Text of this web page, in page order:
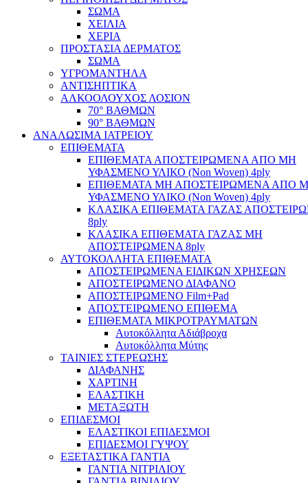
ΣΩΜΑ
ΧΕΙΛΙΑ
ΧΕΡΙΑ
ΠΡΟΣΤΑΣΙΑ ΔΕΡΜΑΤΟΣ
ΣΩΜΑ
ΥΓΡΟΜΑΝΤΗΛΑ
ΑΝΤΙΣΗΠΤΙΚΑ
ΑΛΚΟΟΛΟΥΧΟΣ ΛΟΣΙΟΝ
70° ΒΑΘΜΩΝ
90° ΒΑΘΜΩΝ
ΑΝΑΛΩΣΙΜΑ ΙΑΤΡΕΙΟΥ
ΕΠΙΘΕΜΑΤΑ
ΕΠΙΘΕΜΑΤΑ ΑΠΟΣΤΕΙΡΩΜΕΝΑ ΑΠΟ ΜΗ
ΥΦΑΣΜΕΝΟ ΥΛΙΚΟ (Non Woven) 4ply
ΕΠΙΘΕΜΑΤΑ ΜΗ ΑΠΟΣΤΕΙΡΩΜΕΝΑ ΑΠΟ
ΥΦΑΣΜΕΝΟ ΥΛΙΚΟ (Non Woven) 4ply
ΚΛΑΣΙΚΑ ΕΠΙΘΕΜΑΤΑ ΓΑΖΑΣ
8ply
ΚΛΑΣΙΚΑ ΕΠΙΘΕΜΑΤΑ ΓΑΖΑΣ ΜΗ
ΑΠΟΣΤΕΙΡΩΜΕΝΑ 8ply
ΑΥΤΟΚΟΛΛΗΤΑ ΕΠΙΘΕΜΑΤΑ
ΑΠΟΣΤΕΙΡΩΜΕΝΑ ΕΙΔΙΚΩΝ ΧΡΗΣΕΩΝ
ΑΠΟΣΤΕΙΡΩΜΕΝΟ ΔΙΑΦΑΝΟ
ΑΠΟΣΤΕΙΡΩΜΕΝΟ Film+Pad
ΑΠΟΣΤΕΙΡΩΜΕΝΟ ΕΠΙΘΕΜΑ
ΕΠΙΘΕΜΑΤΑ ΜΙΚΡΟΤΡΑΥΜΑΤΩΝ
Αυτοκόλλητα Αδιάβροχα
Αυτοκόλλητα Μύτης
ΤΑΙΝΙΕΣ ΣΤΕΡΕΩΣΗΣ
ΔΙΑΦΑΝΗΣ
ΧΑΡΤΙΝΗ
ΕΛΑΣΤΙΚΗ
ΜΕΤΑΞΩΤΗ
ΕΠΙΔΕΣΜΟΙ
ΕΛΑΣΤΙΚΟΙ ΕΠΙΔΕΣΜΟΙ
ΕΠΙΔΕΣΜΟΙ ΓΥΨΟΥ
ΕΞΕΤΑΣΤΙΚΑ ΓΑΝΤΙΑ
ΓΑΝΤΙΑ ΝΙΤΡΙΛΙΟΥ